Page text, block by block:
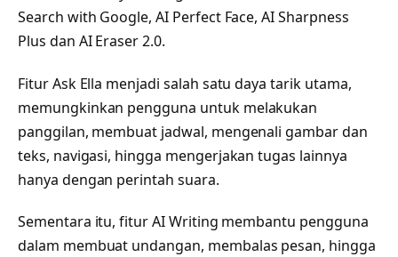
Search with Google, AI Perfect Face, AI Sharpness
Plus dan AI Eraser 2.0.
Fitur Ask Ella menjadi salah satu daya tarik utama,
memungkinkan pengguna untuk melakukan
panggilan, membuat jadwal, mengenali gambar dan
teks, navigasi, hingga mengerjakan tugas lainnya
hanya dengan perintah suara.
Sementara itu, fitur AI Writing membantu pengguna
dalam membuat undangan, membalas pesan, hingga